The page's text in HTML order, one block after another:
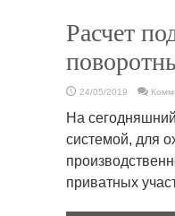
Расчет
24/05/2019
На
системой, для
приватных